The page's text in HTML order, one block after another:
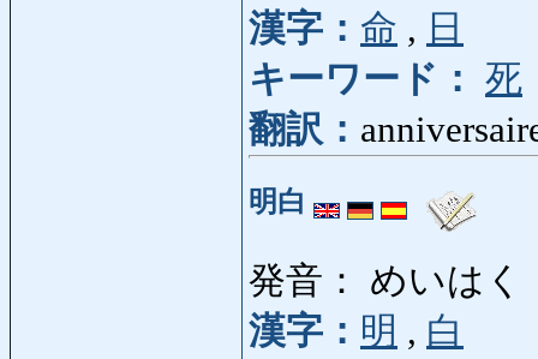
漢字： 命 , 日
キーワード： 死
翻訳：
明白
発音： めいはく
漢字： 明 , 白